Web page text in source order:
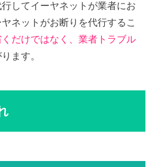
してイーヤネットが業者にお
ネットがお断りを代行するこ
だけではなく、業者トラブル
ます。